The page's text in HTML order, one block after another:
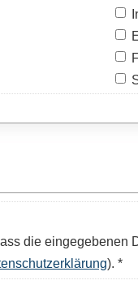
die eingegebenen
). *